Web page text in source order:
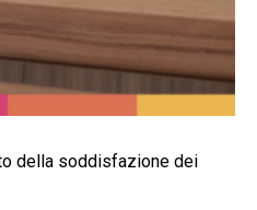
della soddisfazione dei